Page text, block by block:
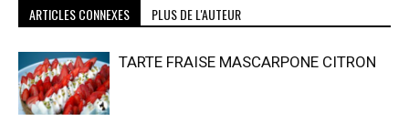
ARTICLES CONNEXES PLUS DE L'AUTEUR
TARTE FRAISE MASCARPONE CITRON